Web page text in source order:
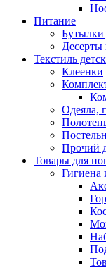
Питание
Бутылки
Десерты
Текстиль
Клеенки
Одеяла,
Прочий
Товары для
Гигиена